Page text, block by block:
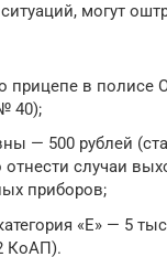
могут
прицепе в полисе
40);
— 500 рублей
случаи
приборов;
«Е» — 5
КоАП).